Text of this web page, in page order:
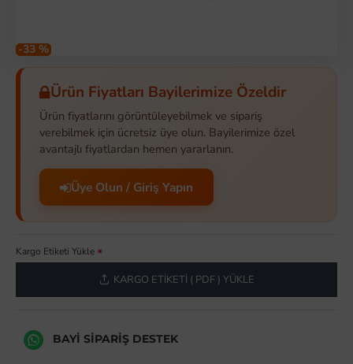
-33 %
Ürün Fiyatları Bayilerimize Özeldir
Ürün fiyatlarını görüntüleyebilmek ve sipariş
verebilmek için ücretsiz üye olun. Bayilerimize özel
avantajlı fiyatlardan hemen yararlanın.
Üye Olun / Giriş Yapın
Kargo Etiketi Yükle
KARGO ETIKETI ( PDF ) YÜKLE
BAYI SIPARIŞ DESTEK